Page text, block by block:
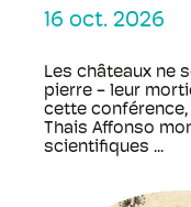
16 oct. 2026
Les châteaux ne
pierre - leur
cette
Thais Affonso
scientifiques ...